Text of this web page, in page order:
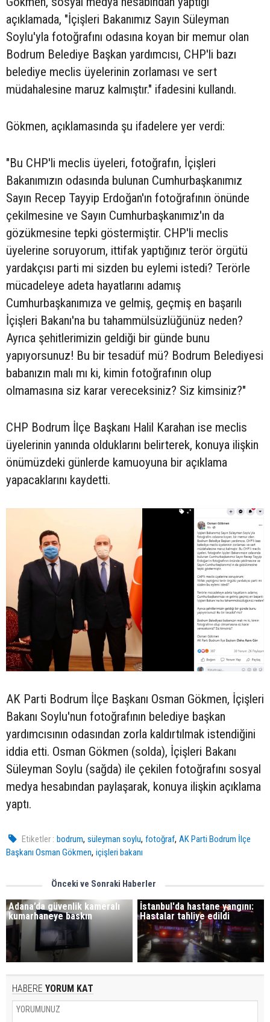
açıklamada, "İçişleri Bakanımız Sayın Süleyman
Soylu'yla fotoğrafını odasına koyan bir memur olan
Bodrum Belediye Başkan yardımcısı, CHP'li bazı
belediye meclis üyelerinin zorlaması ve sert
müdahalesine maruz kalmıştır." ifadesini kullandı.
Gökmen, açıklamasında şu ifadelere yer verdi:
"Bu CHP'li meclis üyeleri, fotoğrafın, İçişleri
Bakanımızın odasında bulunan Cumhurbaşkanımız
Sayın Recep Tayyip Erdoğan'ın fotoğrafının önünde
çekilmesine ve Sayın Cumhurbaşkanımız'ın da
gözükmesine tepki göstermiştir. CHP'li meclis
üyelerine soruyorum, ittifak yaptığınız terör örgütü
yardakçısı parti mi sizden bu eylemi istedi? Terörle
mücadeleye adeta hayatlarını adamış
Cumhurbaşkanımıza ve gelmiş, geçmiş en başarılı
İçişleri Bakanı'na bu tahammülsüzlüğünüz neden?
Ayrıca şehitlerimizin geldiği bir günde bunu
yapıyorsunuz! Bu bir tesadüf mü? Bodrum Belediyesi
babanızın malı mı ki, kimin fotoğrafının olup
olmamasına siz karar vereceksiniz? Siz kimsiniz?"
CHP Bodrum İlçe Başkanı Halil Karahan ise meclis
üyelerinin yanında olduklarını belirterek, konuya ilişkin
önümüzdeki günlerde kamuoyuna bir açıklama
yapacaklarını kaydetti.
AK Parti Bodrum İlçe Başkanı Osman Gökmen, İçişleri
Bakanı Soylu'nun fotoğrafının belediye başkan
yardımcısının odasından zorla kaldırtılmak istendiğini
iddia etti. Osman Gökmen (solda), İçişleri Bakanı
Süleyman Soylu (sağda) ile çekilen fotoğrafını sosyal
medya hesabından paylaşarak, konuya ilişkin açıklama
yaptı.
Etiketler : bodrum,süleyman soylu,fotoğraf,AK Parti Bodrum İlçe
Başkanı Osman Gökmen, içişleri bakanı
Önceki ve Sonraki Haberler
Adana’da güvenlik kameralı
kumarhaneye baskın
İstanbul'da hastane yangını:
Hastalar tahliye edildi
HABERE YORUM KAT